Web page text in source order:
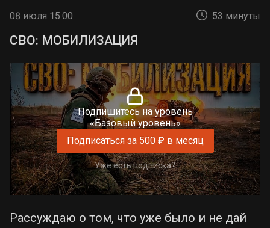
08 июля 15:00 53 минуты
СВО: МОБИЛИЗАЦИЯ
Подпишитесь на уровень
«Базовый уровень»
Подписаться за 500 ₽ в месяц
Уже есть подписка?
Рассуждаю о том, что уже было и не дай